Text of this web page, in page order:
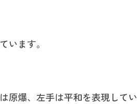
います。
原爆、左手は平和を表現してい